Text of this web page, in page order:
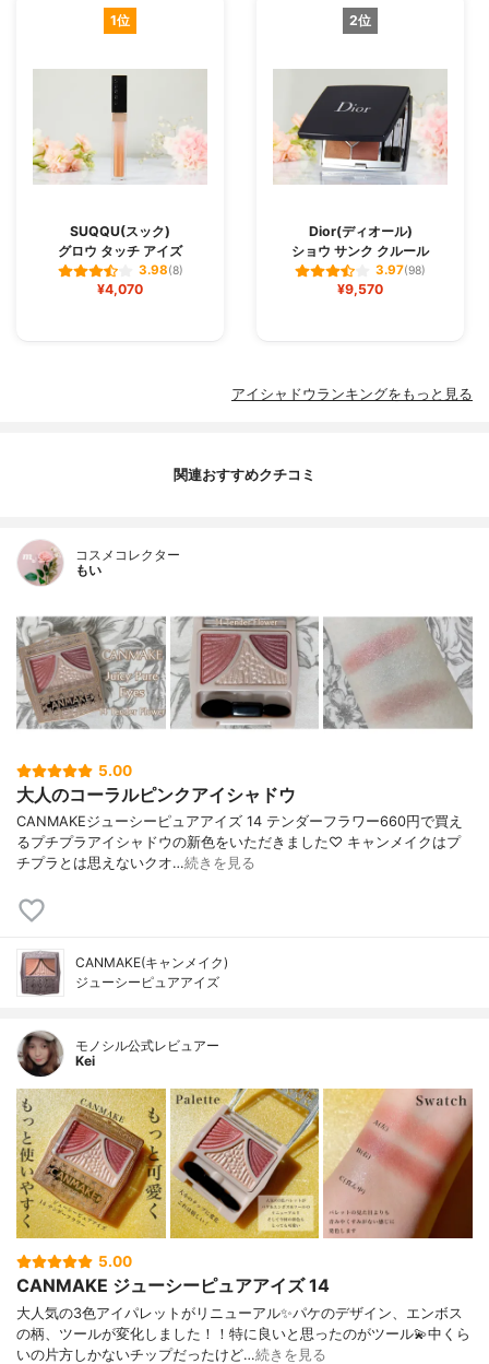
1位
SUQQU(スック)
グロウ タッチ アイズ
3.98(8)
¥4,070
2位
Dior(ディオール)
ショウ サンク クルール
3.97(98)
¥9,570
アイシャドウランキングをもっと見る
関連おすすめクチコミ
コスメコレクター
もい
5.00
大人のコーラルピンクアイシャドウ
CANMAKEジューシーピュアアイズ 14 テンダーフラワー660円で買え
るプチプラアイシャドウの新色をいただきました♡ キャンメイクはプ
チプラとは思えないクオ…続きを見る
CANMAKE(キャンメイク)
ジューシーピュアアイズ
モノシル公式レビュアー
Kei
5.00
CANMAKE ジューシーピュアアイズ 14
大人気の3色アイパレットがリニューアル✨パケのデザイン、エンボス
の柄、ツールが変化しました！！特に良いと思ったのがツール💫中くら
いの片方しかないチップだったけど…続きを見る